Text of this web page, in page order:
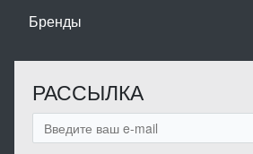
Бренды
РАССЫЛКА